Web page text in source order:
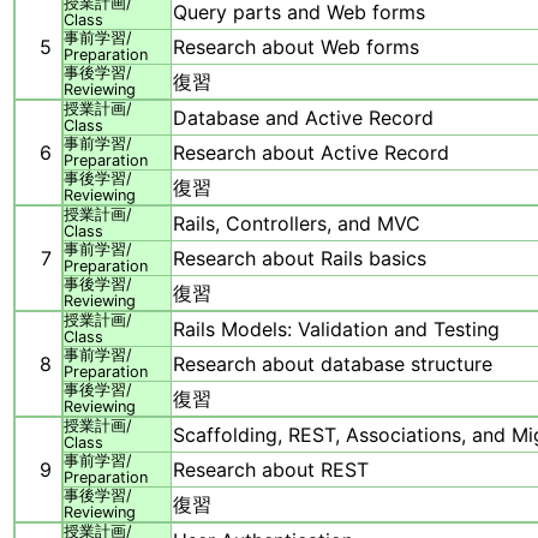
5
Class
Query parts and Web forms
事前学習/
Preparation
Research about Web forms
事後学習/
Reviewing
復習
6
授業計画/
Class
Database and Active Record
事前学習/
Preparation
Research about Active Record
事後学習/
Reviewing
復習
7
授業計画/
Class
Rails, Controllers, and MVC
事前学習/
Preparation
Research about Rails basics
事後学習/
Reviewing
復習
8
授業計画/
Class
Rails Models: Validation and Testing
事前学習/
Preparation
Research about database structure
事後学習/
Reviewing
復習
9
授業計画/
Class
Scaffolding, REST, Associations, and
事前学習/
Preparation
Research about REST
事後学習/
Reviewing
復習
授業計画/